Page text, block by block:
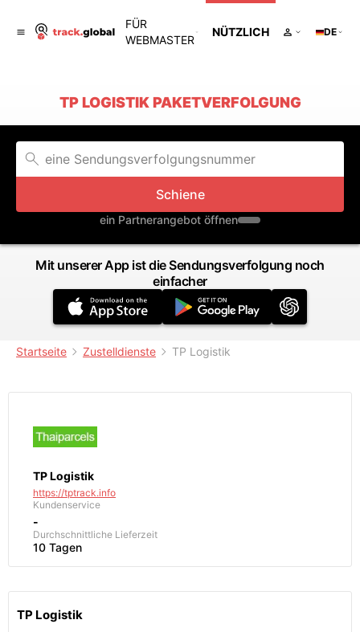
FÜR
WEBMASTER
NÜTZLICH DE
TP LOGISTIK PAKETVERFOLGUNG
Schiene
ein Partnerangebot öffnen
Mit unserer App ist die Sendungsverfolgung noch
einfacher
Startseite Zustelldienste TP Logistik
TP Logistik
https://tptrack.info
Kundenservice
-
Durchschnittliche Lieferzeit
10 Tagen
TP Logistik